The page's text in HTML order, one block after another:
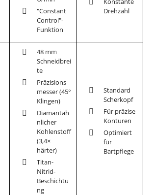
"Constant
Control"-
Funktion
Drehzahl
48 mm
Schneidbrei
te
Präzisions
messer (45°
Klingen)
Diamantäh
nlicher
Kohlenstoff
(3,4×
härter)
Titan-
Nitrid-
Beschichtu
ng
Standard
Scherkopf
Für präzise
Konturen
Optimiert
für
Bartpflege